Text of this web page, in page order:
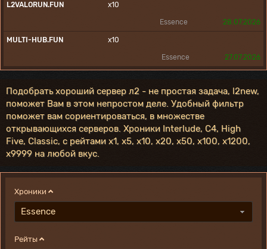
L2VALORUN.FUN x10
Essence 28.07.2026
MULTI-HUB.FUN x10
Essence 27.07.2026
Подобрать хороший сервер л2 - не простая задача, l2new,
поможет Вам в этом непростом деле. Удобный фильтр
поможет вам сориентироваться, в множестве
открывающихся серверов. Хроники Interlude, C4, High
Five, Classic, с рейтами x1, x5, x10, x20, x50, x100, x1200,
x9999 на любой вкус.
Хроники
Essence
Рейты